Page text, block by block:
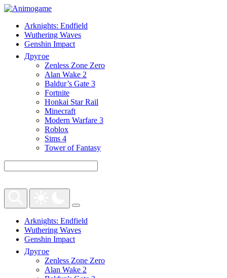
Arknights: Endfield
Wuthering Waves
Genshin Impact
Другое
Zenless Zone Zero
Alan Wake 2
Baldur’s Gate 3
Fortnite
Honkai Star Rail
Minecraft
Modern Warfare 3
Roblox
Sims 4
Tower of Fantasy
Arknights: Endfield
Wuthering Waves
Genshin Impact
Другое
Zenless Zone Zero
Alan Wake 2